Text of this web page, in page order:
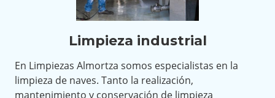
Limpieza industrial
En Limpiezas Almortza somos especialistas en la
limpieza de naves. Tanto la realización,
mantenimiento y conservación de limpieza